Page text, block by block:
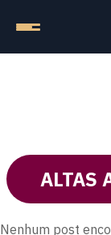
ALTAS
Nenhum post